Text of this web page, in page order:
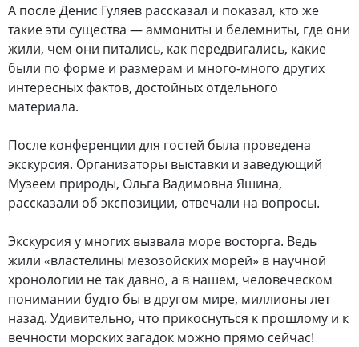
А после Денис Гуляев рассказал и показал, кто же
такие эти существа — аммониты и белемниты, где они
жили, чем они питались, как передвигались, какие
были по форме и размерам и много-много других
интересных фактов, достойных отдельного
материала.
После конференции для гостей была проведена
экскурсия. Организаторы выставки и заведующий
Музеем природы, Ольга Вадимовна Яшина,
рассказали об экспозиции, отвечали на вопросы.
Экскурсия у многих вызвала море восторга. Ведь
жили «властелины мезозойских морей» в научной
хронологии не так давно, а в нашем, человеческом
понимании будто бы в другом мире, миллионы лет
назад. Удивительно, что прикоснуться к прошлому и к
вечности морских загадок можно прямо сейчас!